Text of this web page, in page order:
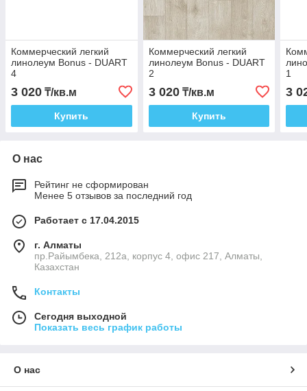
Коммерческий легкий
линолеум Bonus - DUART
4
3 020 ₸/кв.м
Купить
Коммерческий легкий
линолеум Bonus - DUART
2
3 020₸/кв.м
Купить
1
3
О нас
Рейтинг не сформирован
Менее 5 отзывов за последний год
Работает с 17.04.2015
г. Алматы
пр.Райымбека, 212а, корпус 4, офис 217, Алматы,
Казахстан
Контакты
Сегодня выходной
Показать весь график работы
О нас